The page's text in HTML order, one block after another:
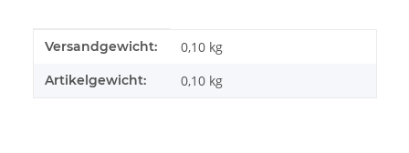
Produkteigenschaft
Wert
Versandgewicht: 0,10 kg
Artikelgewicht: 0,10 kg